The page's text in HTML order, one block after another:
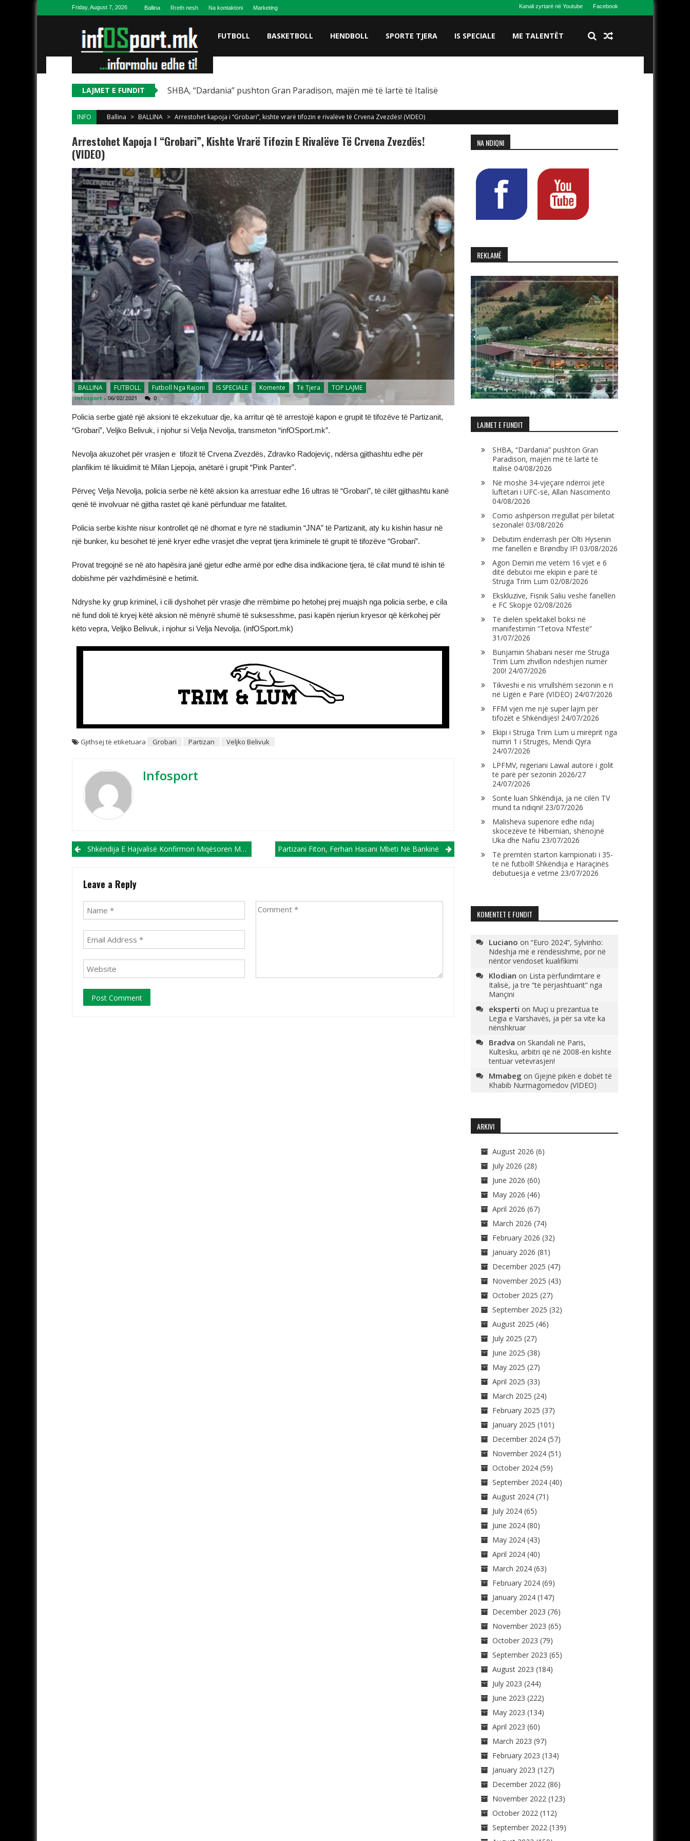
Skip to contentFriday, August 7, 2026 Ballina Rreth nesh Na kontaktoni Marketing Kanali zyrtarë në Youtube Facebook
FUTBOLL BASKETBOLL HENDBOLL SPORTE TJERA IS SPECIALE ME TALENTËT
LAJMET E FUNDIT SHBA, “Dardania” pushton Gran Paradison, majën më të lartë të Italisë
INFO Ballina > BALLINA > Arrestohet kapoja i “Grobari”, kishte vrarë tifozin e rivalëve të Crvena Zvezdës! (VIDEO)
Arrestohet Kapoja I “Grobari”, Kishte Vrarë Tifozin E Rivalëve Të Crvena Zvezdës!
(VIDEO)
BALLINA FUTBOLL Futboll Nga Rajoni IS SPECIALE Komente Të Tjera TOP LAJME
infosport - 06/02/2021 0
Policia serbe gjatë një aksioni të ekzekutuar dje, ka arritur që të arrestojë kapon e grupit të tifozëve të Partizanit,
“Grobari”, Veljko Belivuk, i njohur si Velja Nevolja, transmeton “infOSport.mk”.
Nevolja akuzohet për vrasjen e tifozit të Crvena Zvezdës, Zdravko Radojeviç, ndërsa gjithashtu edhe për
planfikim të likuidimit të Milan Ljepoja, anëtarë i grupit “Pink Panter”.
Përveç Velja Nevolja, policia serbe në këtë aksion ka arrestuar edhe 16 ultras të “Grobari”, të cilët gjithashtu kanë
qenë të involvuar në gjitha rastet që kanë përfunduar me fatalitet.
Policia serbe kishte nisur kontrollet që në dhomat e tyre në stadiumin “JNA” të Partizanit, aty ku kishin hasur në
një bunker, ku besohet të jenë kryer edhe vrasjet dhe veprat tjera kriminele të grupit të tifozëve “Grobari”.
Provat tregojnë se në ato hapësira janë gjetur edhe armë por edhe disa indikacione tjera, të cilat mund të ishin të
dobishme për vazhdimësinë e hetimit.
Ndryshe ky grup kriminel, i cili dyshohet për vrasje dhe rrëmbime po hetohej prej muajsh nga policia serbe, e cila
në fund doli të kryej këtë aksion në mënyrë shumë të suksesshme, pasi kapën njeriun kryesor që kërkohej për
këto vepra, Veljko Belivuk, i njohur si Velja Nevolja. (infOSport.mk)
Gjithsej të etiketuara Grobari Partizan Veljko Belivuk
Infosport
Post navigation
Shkëndija E Hajvalisë Konfirmon Miqësoren Me Shkëndijën E Tetovës! Partizani Fiton, Ferhan Hasani Mbeti Në Bankinë
Leave a Reply
NA NDIQNI
REKLAMË
LAJMET E FUNDIT
SHBA, “Dardania” pushton Gran
Paradison, majën më të lartë të
Italisë 04/08/2026
Në moshë 34-vjeçare ndërroi jetë
luftëtari i UFC-së, Allan Nascimento
04/08/2026
Como ashpërson rregullat për biletat
sezonale! 03/08/2026
Debutim ëndërrash për Olti Hysenin
me fanellën e Brøndby IF! 03/08/2026
Agon Demiri me vetëm 16 vjet e 6
ditë debutoi me ekipin e parë të
Struga Trim Lum 02/08/2026
Ekskluzive, Fisnik Saliu veshë fanellën
e FC Skopje 02/08/2026
Të dielën spektakël boksi në
manifestimin “Tetova N’festë”
31/07/2026
Bunjamin Shabani nesër me Struga
Trim Lum zhvillon ndeshjen numër
200! 24/07/2026
Tikveshi e nis vrrullshëm sezonin e ri
në Ligën e Parë (VIDEO) 24/07/2026
FFM vjen me një super lajm për
tifozët e Shkëndijës! 24/07/2026
Ekipi i Struga Trim Lum u mirëprit nga
numri 1 i Strugës, Mendi Qyra
24/07/2026
LPFMV, nigeriani Lawal autorë i golit
të parë për sezonin 2026/27
24/07/2026
Sonte luan Shkëndija, ja në cilën TV
mund ta ndiqni! 23/07/2026
Malisheva superiore edhe ndaj
skocezëve të Hibernian, shënojnë
Uka dhe Nafiu 23/07/2026
Të premtën starton kampionati i 35-
të në futboll! Shkëndija e Haraçinës
debutuesja e vetme 23/07/2026
KOMENTET E FUNDIT
Luciano on “Euro 2024”, Sylvinho:
Ndeshja më e rëndësishme, por në
nëntor vendoset kualifikimi
Klodian on Lista përfundimtare e
Italisë, ja tre “të përjashtuarit” nga
Mançini
eksperti on Muçi u prezantua te
Legia e Varshavës, ja për sa vite ka
nënshkruar
Bradva on Skandali në Paris,
Kultesku, arbitri që në 2008-ën kishte
tentuar vetëvrasjen!
Mmabeg on Gjejnë pikën e dobët të
Khabib Nurmagomedov (VIDEO)
ARKIVI
August 2026 (6)
July 2026 (28)
June 2026 (60)
May 2026 (46)
April 2026 (67)
March 2026 (74)
February 2026 (32)
January 2026 (81)
December 2025 (47)
November 2025 (43)
October 2025 (27)
September 2025 (32)
August 2025 (46)
July 2025 (27)
June 2025 (38)
May 2025 (27)
April 2025 (33)
March 2025 (24)
February 2025 (37)
January 2025 (101)
December 2024(57)
November 2024(51)
October 2024(59)
September 2024(40)
August 2024(71)
July 2024(65)
June 2024(80)
May 2024(43)
April 2024(40)
March 2024(63)
February 2024(69)
January 2024(147)
December 2023 (76)
November 2023 (65)
October 2023 (79)
September 2023 (65)
August 2023 (184)
July 2023 (244)
June 2023 (222)
May 2023 (134)
April 2023 (60)
March 2023 (97)
February 2023 (134)
January 2023 (127)
December 2022(86)
November 2022(123)
October 2022(112)
September 2022(139)